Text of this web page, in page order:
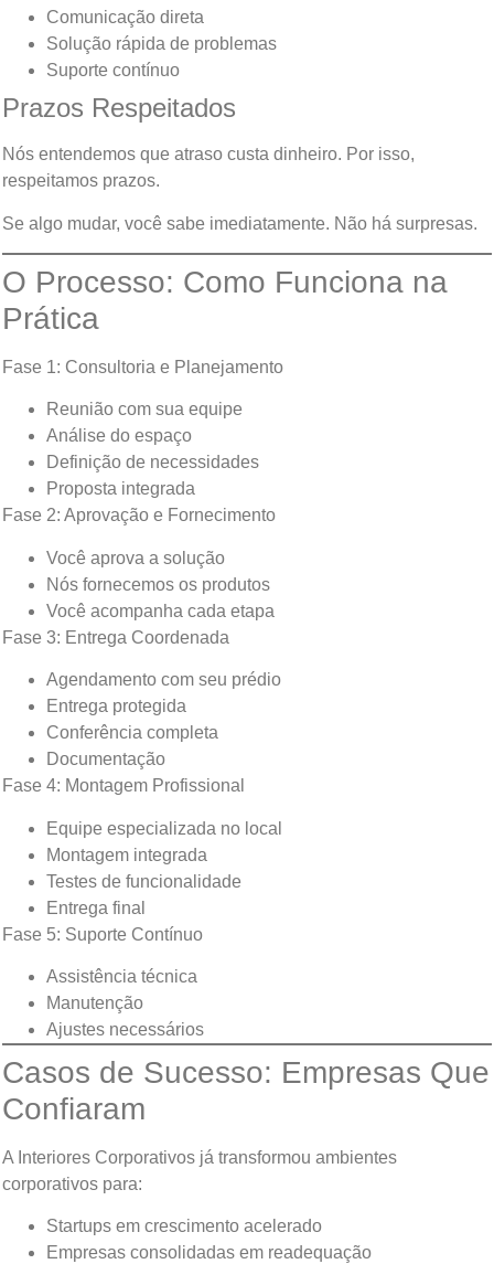
Comunicação direta
Solução rápida de problemas
Suporte contínuo
Prazos Respeitados
Nós entendemos que atraso custa dinheiro. Por isso,
respeitamos prazos.
Se algo mudar, você sabe imediatamente. Não há surpresas.
O Processo: Como Funciona na
Prática
Fase 1: Consultoria e Planejamento
Reunião com sua equipe
Análise do espaço
Definição de necessidades
Proposta integrada
Fase 2: Aprovação e Fornecimento
Você aprova a solução
Nós fornecemos os produtos
Você acompanha cada etapa
Fase 3: Entrega Coordenada
Agendamento com seu prédio
Entrega protegida
Conferência completa
Documentação
Fase 4: Montagem Profissional
Equipe especializada no local
Montagem integrada
Testes de funcionalidade
Entrega final
Fase 5: Suporte Contínuo
Assistência técnica
Manutenção
Ajustes necessários
Casos de Sucesso: Empresas Que
Confiaram
A Interiores Corporativos já transformou ambientes
corporativos para:
Startups em crescimento acelerado
Empresas consolidadas em readequação